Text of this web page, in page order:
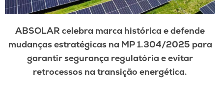
ABSOLAR celebra marca histórica e defende
mudanças estratégicas na MP 1.304/2025 para
garantir segurança regulatória e evitar
retrocessos na transição energética.